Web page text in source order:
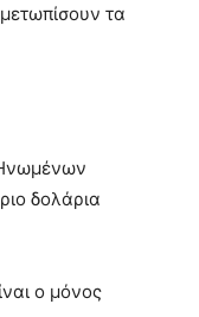
τα
δολάρια
ο μόνος